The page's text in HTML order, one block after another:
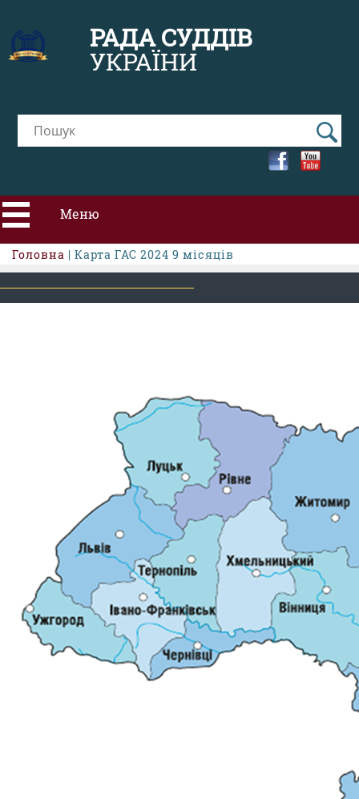
РАДА СУДДІВ
УКРАЇНИ
Меню
ПРО РСУ
КАНДИДАТИ ДО КСУ
РІШЕННЯ РСУ
НОРМАТИВНІ ДОКУМЕНТИ
МІЖНАРОДНІ СТАНДАРТИ
СОЦІОЛОГІЧНІ ОПИТУВАННЯ
СИСТЕМА ОЦІНЮВАННЯ
Головна | Карта ГАС 2024 9 місяців